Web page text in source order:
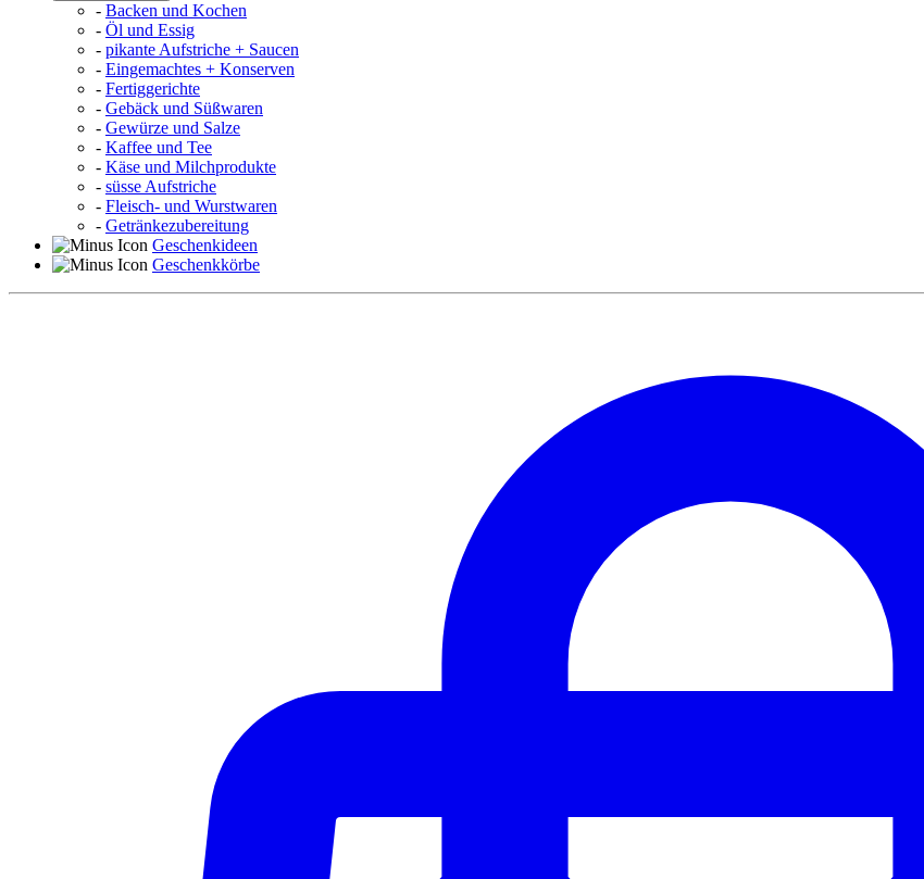
- Backen und Kochen
- Öl und Essig
- pikante Aufstriche + Saucen
- Eingemachtes + Konserven
- Fertiggerichte
- Gebäck und Süßwaren
- Gewürze und Salze
- Kaffee und Tee
- Käse und Milchprodukte
- süsse Aufstriche
- Fleisch- und Wurstwaren
- Getränkezubereitung
Geschenkideen
Geschenkkörbe